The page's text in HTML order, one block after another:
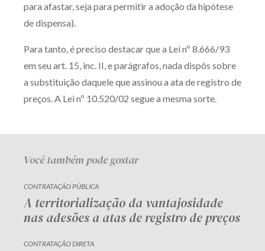
Av. Sete de Setembro, 4698
CEP
Telefone (41) 2109-8666
para afastar, seja para permitir a adoção da hipótese
de dispensa).
Para tanto, é preciso destacar que a Lei nº 8.666/93
em seu art. 15, inc. II, e parágrafos, nada dispôs sobre
a substituição daquele que assinou a ata de registro de
preços. A Lei nº 10.520/02 segue a mesma sorte.
Você também pode gostar
CONTRATAÇÃO PÚBLICA
A territorialização da vantajosidade
nas adesões a atas de registro de preços
CONTRATAÇÃO DIRETA